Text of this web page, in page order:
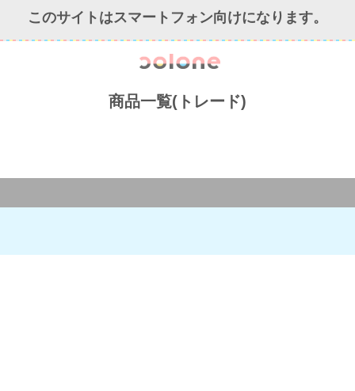
このサイトはスマートフォン向けになります。
商品一覧(トレード)